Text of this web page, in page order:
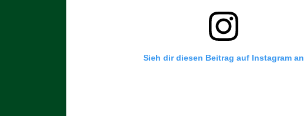
Sieh dir diesen Beitrag auf Instagram an